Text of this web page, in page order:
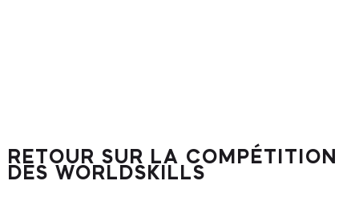
RETOUR SUR LA COMPÉTITION
DES WORLDSKILLS